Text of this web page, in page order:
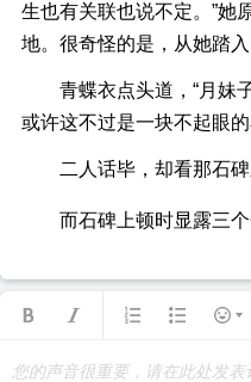
生也有关联也说不定。”她
地。很奇怪的是，从她踏
青蝶衣点头道，“月妹子
或许这不过是一块不起眼
二人话毕，却看那石碑
而石碑上顿时显露三个
您的声音很重要，请在此处发表